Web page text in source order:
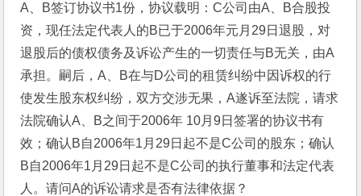
A、B签订协议书1份，协议载明：C公司由A、B合股投
资，现任法定代表人的B已于2006年元月29日退股，对
退股后的债权债务及诉讼产生的一切责任与B无关，由A
承担。嗣后，A、B在与D公司的租赁纠纷中因诉权的行
使发生股东权纠纷，双方交涉无果，A遂诉至法院，请求
法院确认A、B之间于2006年 10月9日签署的协议书有
效；确认B自2006年1月29日起不是C公司的股东；确认
B自2006年1月29日起不是C公司的执行董事和法定代表
人。请问A的诉讼请求是否有法律依据？